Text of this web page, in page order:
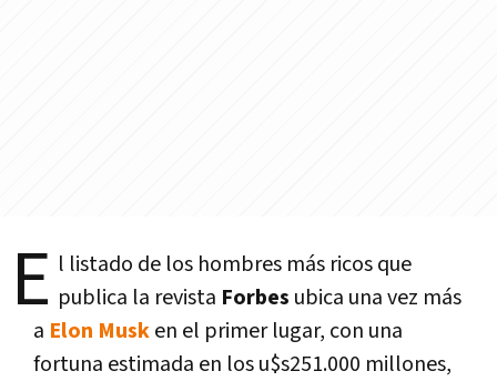
E l listado de los hombres más ricos que
publica la revista Forbes ubica una vez más
a Elon Musken el primer lugar, con una
fortuna estimada en los u$s251.000 millones,